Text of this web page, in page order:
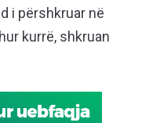
i përshkruar në
kurrë, shkruan